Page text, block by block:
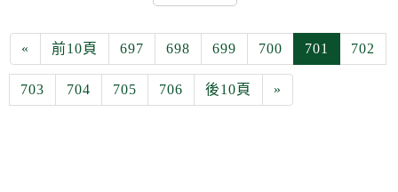
« 前10頁 697 698 699 700 701 702
703 704 705 706 後10頁 »